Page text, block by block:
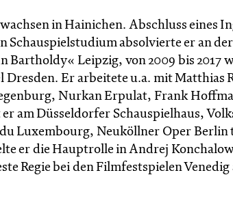
in Hainichen. Abschluss eines
Schauspielstudium absolvierte er an
Bartholdy« Leipzig, von 2009 bis 2017
Dresden. Er arbeitete u.a. mit Matthias
Nurkan Erpulat, Frank
am Düsseldorfer Schauspielhaus,
Luxembourg, Neuköllner Oper Berlin
er die Hauptrolle in Andrej
Regie bei den Filmfestspielen